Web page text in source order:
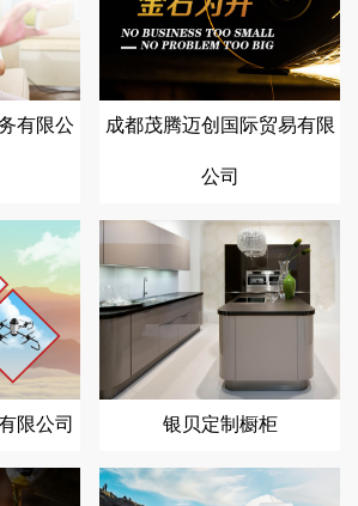
有限公 成都茂腾迈创国际贸易有限
公司
限公司 银贝定制橱柜